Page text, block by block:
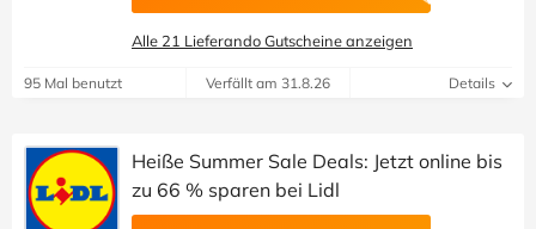
Alle 21 Lieferando Gutscheine anzeigen
95 Mal benutzt Verfällt am 31.8.26 Details
Heiße Summer Sale Deals: Jetzt online bis
zu 66 % sparen bei Lidl